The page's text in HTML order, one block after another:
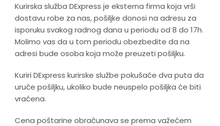
Kurirska služba DExpress je eksterna firma koja vrši
dostavu robe za nas, pošiljke donosi na adresu za
isporuku svakog radnog dana u periodu od 8 do 17h.
Molimo vas da u tom periodu obezbedite da na
adresi bude osoba koja može preuzeti pošiljku.
Kuriri DExpress kurirske službe pokušaće dva puta da
uruče pošiljku, ukoliko bude neuspelo pošiljka će biti
vraćena.
Cena poštarine obračunava se prema važećem